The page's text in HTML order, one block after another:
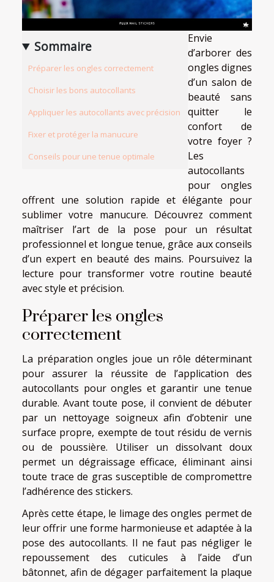
Sommaire
Préparer les ongles correctement
Choisir les bons autocollants
Appliquer les autocollants avec précision
Fixer et protéger la manucure
Conseils pour une tenue optimale
Envie
d’arborer des
ongles dignes
d’un salon de
beauté sans
quitter le
confort de
votre foyer ?
Les
autocollants
pour ongles
offrent une solution rapide et élégante pour
sublimer votre manucure. Découvrez comment
maîtriser l’art de la pose pour un résultat
professionnel et longue tenue, grâce aux conseils
d’un expert en beauté des mains. Poursuivez la
lecture pour transformer votre routine beauté
avec style et précision.
Préparer les ongles
correctement
La préparation ongles joue un rôle déterminant
pour assurer la réussite de l’application des
autocollants pour ongles et garantir une tenue
durable. Avant toute pose, il convient de débuter
par un nettoyage soigneux afin d’obtenir une
surface propre, exempte de tout résidu de vernis
ou de poussière. Utiliser un dissolvant doux
permet un dégraissage efficace, éliminant ainsi
toute trace de gras susceptible de compromettre
l’adhérence des stickers.
Après cette étape, le limage des ongles permet de
leur offrir une forme harmonieuse et adaptée à la
pose des autocollants. Il ne faut pas négliger le
repoussement des cuticules à l’aide d’un
bâtonnet, afin de dégager parfaitement la plaque